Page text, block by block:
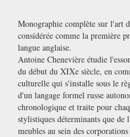
Monographie complète sur l'art
considérée comme la première
langue anglaise.
Antoine Chenevière étudie
du début du XIXe siècle, en
culturelle qui s'installe sous le
d'un langage formel russe
chronologique et traite pour
stylistiques déterminants que
meubles au sein des